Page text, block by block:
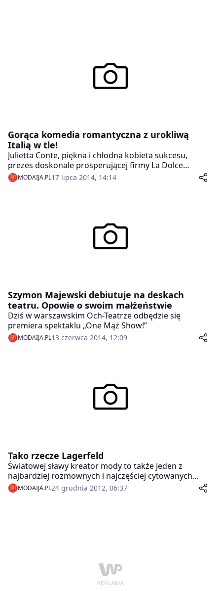
Gorąca komedia romantyczna z urokliwą
Italią w tle!
Julietta Conte, piękna i chłodna kobieta sukcesu,
prezes doskonale prosperującej firmy La Dolce
Famiglia, żyje pracą. Upojne randki uznaje za mocno
przereklamowane.Sawyer Wells, bogaty,
wymuszone małżeństwo z rozsądku. Przyjaciele i
rodzina komplikują im życie. Czy w takim związku jest
miejsce na miłość? Bo seks to za mało!Akcja i finał jak z
MODAIJA.PL17 lipca 2014, 14:14
Szymon Majewski debiutuje na deskach
teatru. Opowie o swoim małżeństwie
Dziś w warszawskim Och-Teatrze odbędzie się
premiera spektaklu „One Mąż Show!”
MODAIJA.PL13 czerwca 2014, 12:09
Tako rzecze Lagerfeld
Światowej sławy kreator mody to także jeden z
najbardziej rozmownych i najczęściej cytowanych
projektantów mody. Niektóre bon moty „Kaisera”
przeszły już do historii, przypomnijmy sobie zatem, co
MODAIJA.PL24 grudnia 2012, 06:37